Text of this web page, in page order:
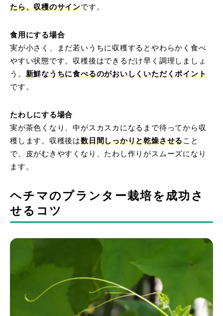
たら、収穫のサインです。
食用にする場合
実が小さく、まだ若いうちに収穫するとやわらかく食べ
やすい状態です。収穫後はできるだけ早く調理しましょ
う。 新鮮なうちに食べるのがおいしくいただくポイント
です。
たわしにする場合
実が茶色くなり、中がスカスカになるまで待ってから収
穫します。収穫後は数日間しっかりと乾燥させること
で、皮がむきやすくなり、たわし作りがスムーズになり
ます。
ヘチマのプランター栽培を成功さ
せるコツ